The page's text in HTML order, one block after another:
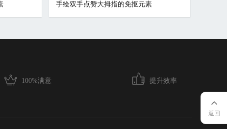
手绘双手点赞大拇指的免抠元素
100%满意 提升效率
返回